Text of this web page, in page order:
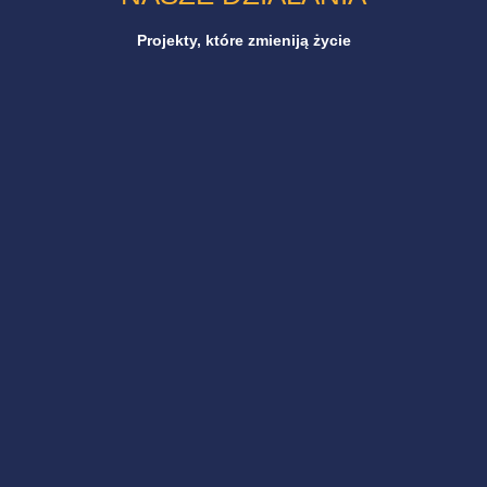
Projekty, które zmieniją życie